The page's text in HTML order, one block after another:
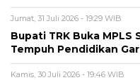
Jumat, 31 Juli 2026 - 19:29 WIB
Bupati TRK Buka MPLS
Tempuh Pendidikan
Kamis, 30 Juli 2026 - 19:46 WIB